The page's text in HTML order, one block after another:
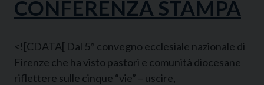
CONFERENZA STAMPA
<![CDATA[ Dal 5° convegno ecclesiale nazionale di
Firenze che ha visto pastori e comunità diocesane
riflettere sulle cinque “vie” – uscire,